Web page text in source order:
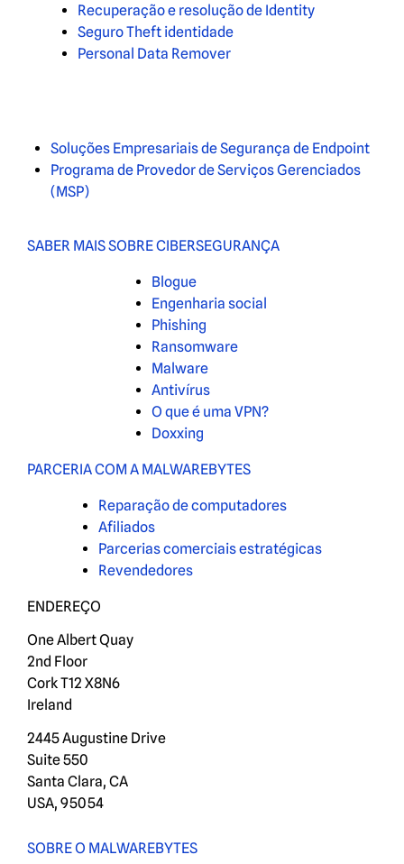
Recuperação e resolução de Identity
Seguro Theft identidade
Personal Data Remover
Soluções Empresariais de Segurança de Endpoint
Programa de Provedor de Serviços Gerenciados
(MSP)
SABER MAIS SOBRE CIBERSEGURANÇA
Blogue
Engenharia social
Phishing
Ransomware
Malware
Antivírus
O que é uma VPN?
Doxxing
PARCERIA COM A MALWAREBYTES
Reparação de computadores
Afiliados
Parcerias comerciais estratégicas
Revendedores
ENDEREÇO
One Albert Quay
2nd Floor
Cork T12 X8N6
Ireland
2445 Augustine Drive
Suite 550
Santa Clara, CA
USA, 95054
SOBRE O MALWAREBYTES